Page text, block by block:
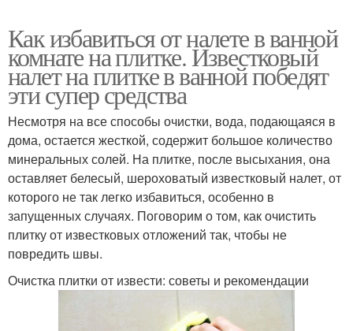
Как избавиться от налете в ванной
комнате на плитке. Известковый
налет на плитке в ванной победят
эти супер средства
Несмотря на все способы очистки, вода, подающаяся в
дома, остается жесткой, содержит большое количество
минеральных солей. На плитке, после высыхания, она
оставляет белесый, шероховатый известковый налет, от
которого не так легко избавиться, особенно в
запущенных случаях. Поговорим о том, как очистить
плитку от известковых отложений так, чтобы не
повредить швы.
Очистка плитки от извести: советы и рекомендации